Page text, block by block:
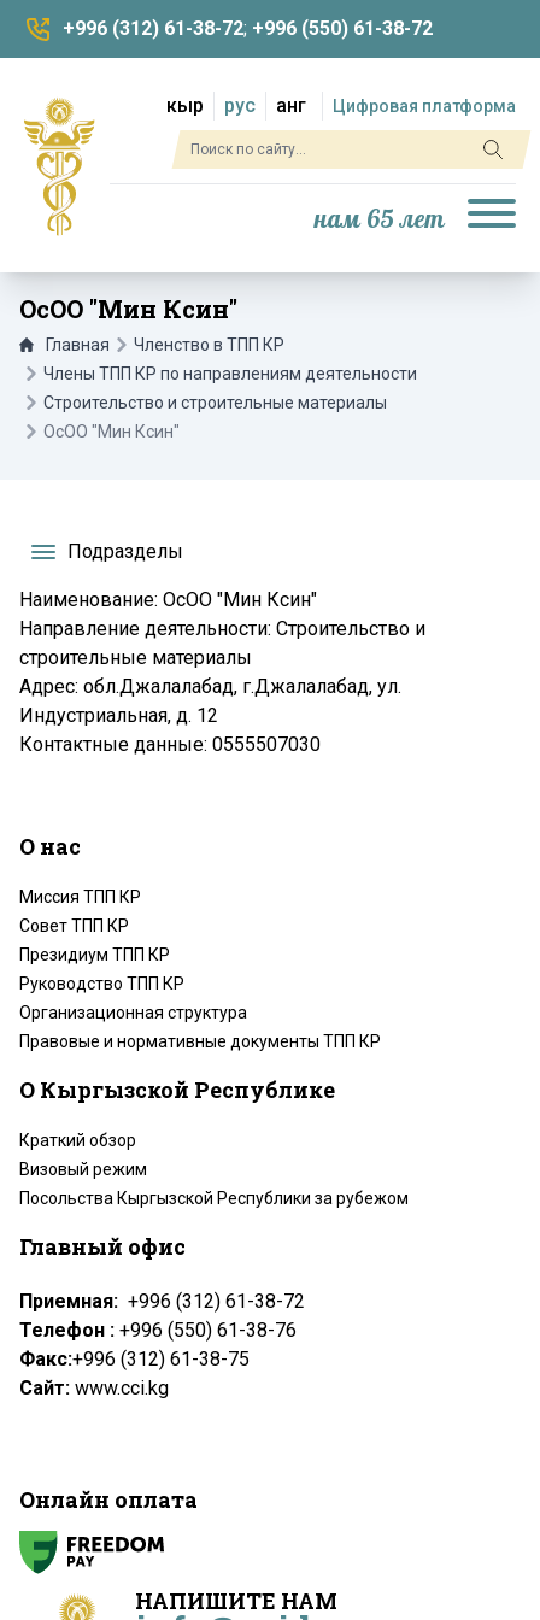
+996 (312) 61-38-72; +996 (550) 61-38-72
кыр рус анг Цифровая платформа
нам 65 лет
ОсОО "Мин Ксин"
Главная
Членство в ТПП КР
Члены ТПП КР по направлениям деятельности
Строительство и строительные материалы
ОсОО "Мин Ксин"
Подразделы
Наименование: ОсОО "Мин Ксин"
Направление деятельности: Строительство и
строительные материалы
Адрес: обл.Джалалабад, г.Джалалабад, ул.
Индустриальная, д. 12
Контактные данные: 0555507030
НАПИШИТЕ НАМ
О нас
Миссия ТПП КР
Совет ТПП КР
Президиум ТПП КР
Руководство ТПП КР
Организационная структура
Правовые и нормативные документы ТПП КР
О Кыргызской Республике
Краткий обзор
Визовый режим
Посольства Кыргызской Республики за рубежом
Главный офис
Приемная: +996 (312) 61-38-72
Телефон : +996 (550) 61-38-76
Факс:+996 (312) 61-38-75
Сайт: www.cci.kg
Онлайн оплата